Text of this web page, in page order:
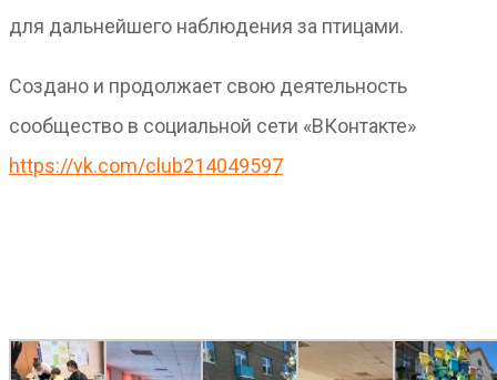
для дальнейшего наблюдения за птицами.
Создано и продолжает свою деятельность
сообщество в социальной сети «ВКонтакте»
https://vk.com/club214049597